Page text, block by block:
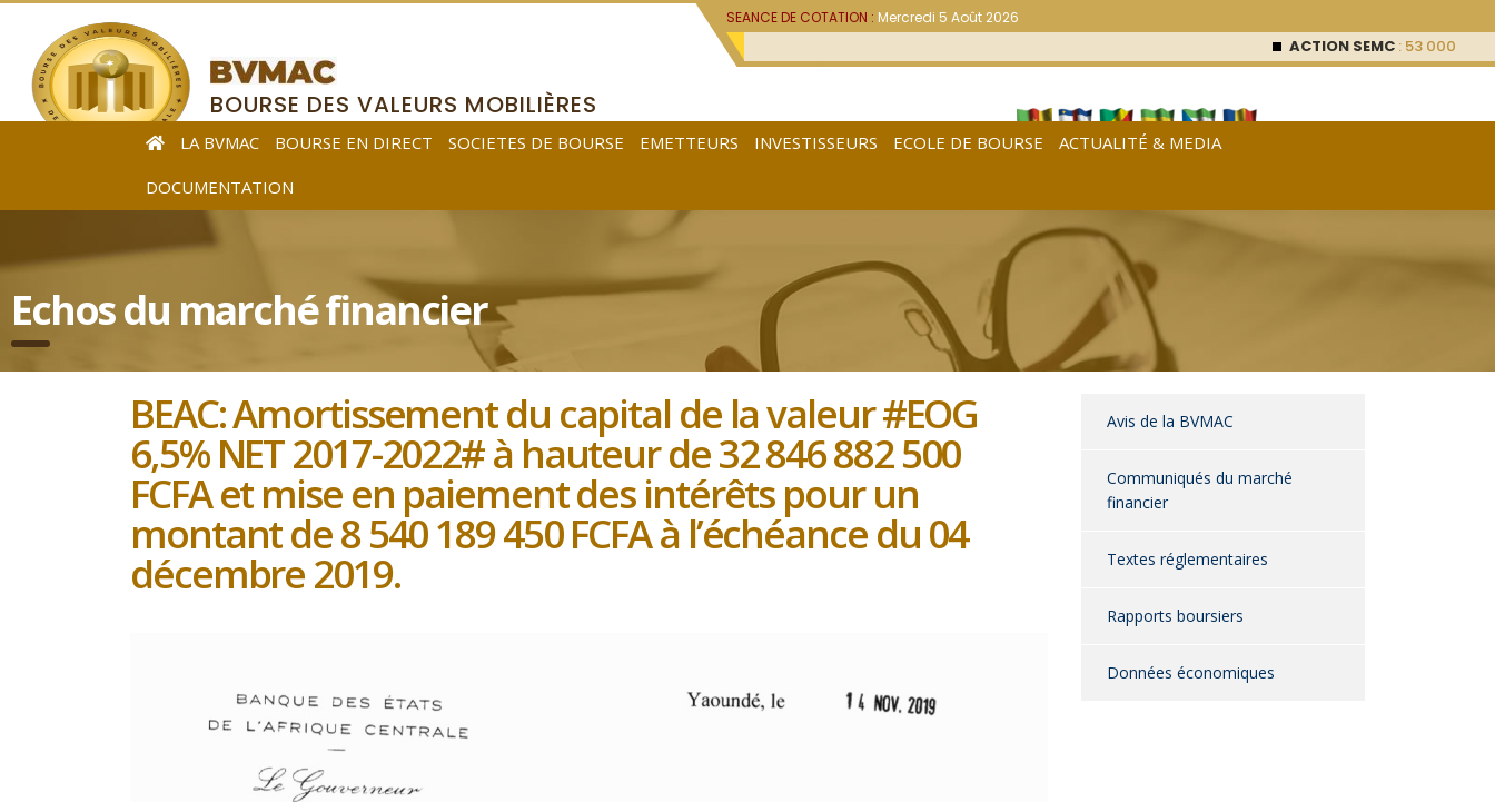
SEANCE DE COTATION :Mercredi 5 Août 2026
ACTION SEMC: 53 000 FCFA (0 %)
BOURSE DES VALEURS MOBILIÈRES
DE L’AFRIQUE CENTRALE
LA BVMAC BOURSE EN DIRECT SOCIETES DE BOURSE EMETTEURS INVESTISSEURS ECOLE DE BOURSE
ACTUALITÉ & MEDIA
DOCUMENTATION
Echos du marché financier
BEAC: Amortissement du capital de la valeur #EOG
6,5% NET 2017-2022# à hauteur de 32 846 882 500
FCFA et mise en paiement des intérêts pour un
montant de 8 540 189 450 FCFA à l’échéance du 04
décembre 2019.
Avis de la BVMAC
Communiqués du marché
financier
Textes réglementaires
Rapports boursiers
Données économiques